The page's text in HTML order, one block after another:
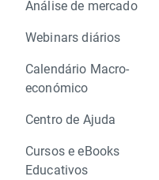
Análise de mercado
Webinars diários
Calendário Macro-
económico
Centro de Ajuda
Cursos e eBooks
Educativos